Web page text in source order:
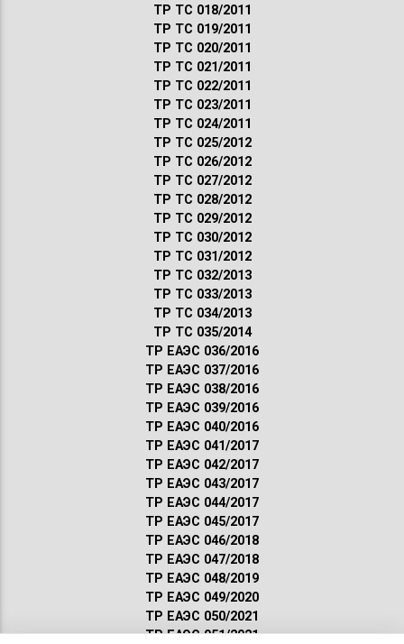
ТР ТС 018/2011
ТР ТС 019/2011
ТР ТС 020/2011
ТР ТС 021/2011
ТР ТС 022/2011
ТР ТС 023/2011
ТР ТС 024/2011
ТР ТС 025/2012
ТР ТС 026/2012
ТР ТС 027/2012
ТР ТС 028/2012
ТР ТС 029/2012
ТР ТС 030/2012
ТР ТС 031/2012
ТР ТС 032/2013
ТР ТС 033/2013
ТР ТС 034/2013
ТР ТС 035/2014
ТР ЕАЭС 036/2016
ТР ЕАЭС 037/2016
ТР ЕАЭС 038/2016
ТР ЕАЭС 039/2016
ТР ЕАЭС 040/2016
ТР ЕАЭС 041/2017
ТР ЕАЭС 042/2017
ТР ЕАЭС 043/2017
ТР ЕАЭС 044/2017
ТР ЕАЭС 045/2017
ТР ЕАЭС 046/2018
ТР ЕАЭС 047/2018
ТР ЕАЭС 048/2019
ТР ЕАЭС 049/2020
ТР ЕАЭС 050/2021
ТР ЕАЭС 051/2021